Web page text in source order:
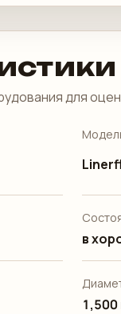
для
в